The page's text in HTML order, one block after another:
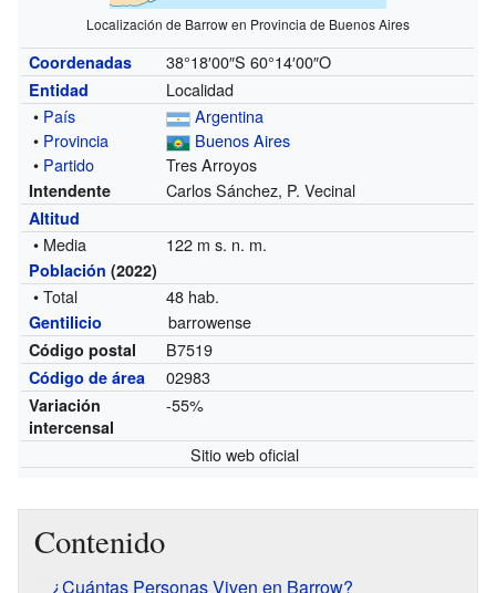
Localización de Barrow en Provincia de Buenos Aires
Coordenadas 38°18′00″S 60°14′00″O
Entidad
Localidad
• País
Argentina
• Provincia
Buenos Aires
• Partido Tres Arroyos
Intendente Carlos Sánchez, P. Vecinal
Altitud
• Media 122 m s. n. m.
Población (2022)
• Total 48 hab.
Gentilicio barrowense
Código postal B7519
Código de área 02983
Variación
intercensal
-55%
Sitio web oficial
Contenido
¿Cuántas Personas Viven en Barrow?